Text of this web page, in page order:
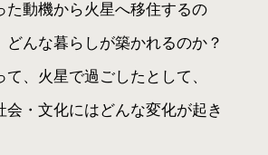
た動機から火星へ移住するの
どんな暮らしが築かれるのか？
、火星で過ごしたとして、
会・文化にはどんな変化が起き